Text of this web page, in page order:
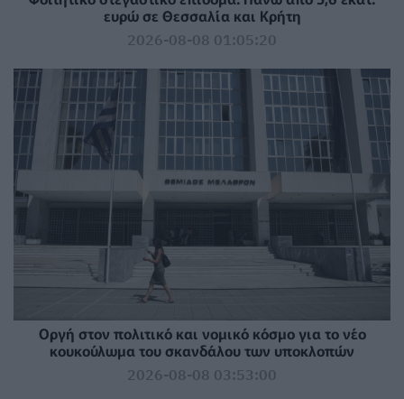
ευρώ σε Θεσσαλία και Κρήτη
2026-08-08 01:05:20
Οργή στον πολιτικό και νομικό κόσμο για το νέο
κουκούλωμα του σκανδάλου των υποκλοπών
2026-08-08 03:53:00